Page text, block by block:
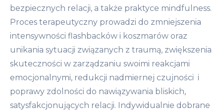
bezpiecznych relacji, a także praktyce mindfulness.
Proces terapeutyczny prowadzi do zmniejszenia
intensywności flashbacków i koszmarów oraz
unikania sytuacji związanych z traumą, zwiększenia
skuteczności w zarządzaniu swoimi reakcjami
emocjonalnymi, redukcji nadmiernej czujności i
poprawy zdolności do nawiązywania bliskich,
satysfakcjonujących relacji. Indywidualnie dobrane